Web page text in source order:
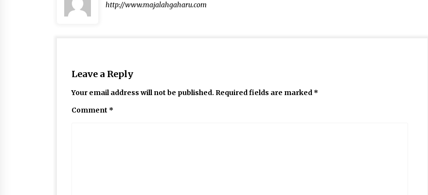
http://www.majalahgaharu.com
Leave a Reply
Your email address will not be published. Required fields are marked *
Comment *